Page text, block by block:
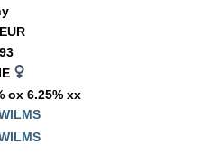
ox 6.25% xx